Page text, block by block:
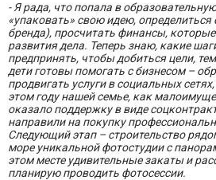
- Я рада, что попала в
«упаковать» свою идею,
бренда), просчитать финансы,
развития дела. Теперь знаю, какие
предпринять, чтобы добиться цели,
дети готовы помогать с бизнесом –
продвигать услуги в социальных
этом году нашей семье, как
оказало поддержку в виде
направили на покупку
Следующий этап – строительство
море уникальной фотостудии с
этом месте удивительные закаты и
планирую проводить фотосессии.